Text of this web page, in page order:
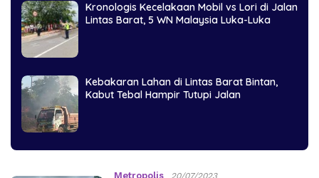
Kronologis Kecelakaan Mobil vs Lori di Jalan
Lintas Barat, 5 WN Malaysia Luka-Luka
Kebakaran Lahan di Lintas Barat Bintan,
Kabut Tebal Hampir Tutupi Jalan
Metropolis 20/07/2023